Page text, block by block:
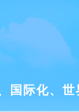
国际化、世